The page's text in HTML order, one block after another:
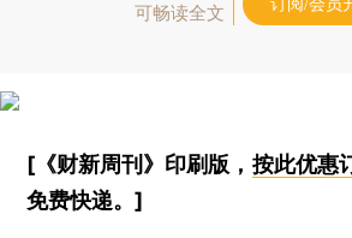
可畅读全文
订阅/会员
[《财新周刊》印刷版， 按此优惠
免费快递。]